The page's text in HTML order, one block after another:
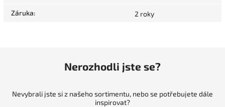
Záruka: 2 roky
Nerozhodli jste se?
Nevybrali jste si z našeho sortimentu, nebo se potřebujete dále
inspirovat?